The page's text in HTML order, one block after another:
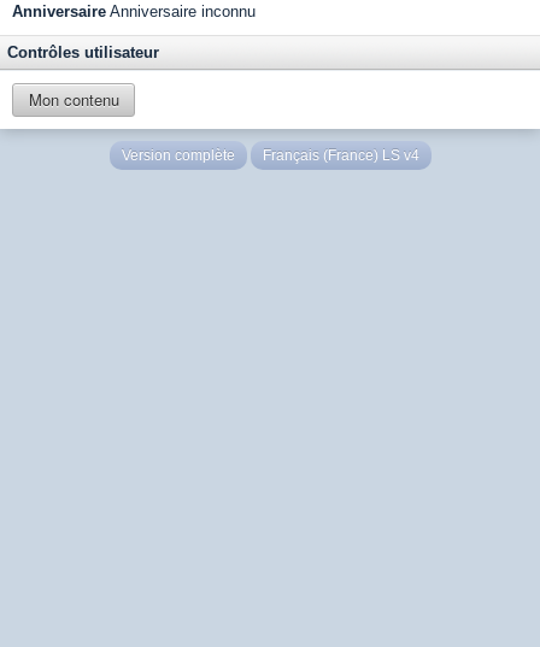
Anniversaire Anniversaire inconnu
Contrôles utilisateur
Mon contenu
Version complète Français (France) LS v4